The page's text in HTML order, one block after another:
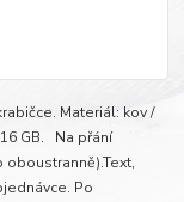
Materiál: kov /
GB. Na přání
Po